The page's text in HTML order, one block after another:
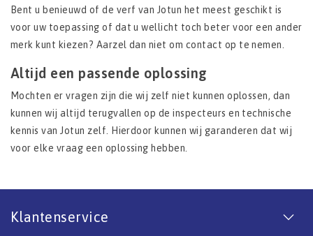
Bent u benieuwd of de verf van Jotun het meest geschikt is
voor uw toepassing of dat u wellicht toch beter voor een ander
merk kunt kiezen? Aarzel dan niet om contact op te nemen.
Altijd een passende oplossing
Mochten er vragen zijn die wij zelf niet kunnen oplossen, dan
kunnen wij altijd terugvallen op de inspecteurs en technische
kennis van Jotun zelf. Hierdoor kunnen wij garanderen dat wij
voor elke vraag een oplossing hebben.
Klantenservice